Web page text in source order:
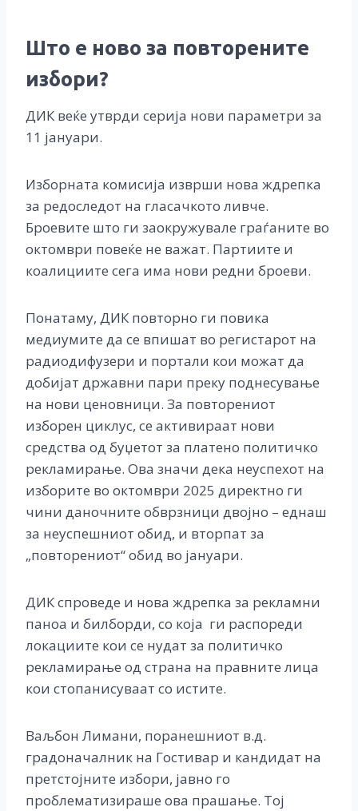
Што е ново за повторените
избори?
ДИК веќе утврди серија нови параметри за
11 јануари.
Изборната комисија изврши нова ждрепка
за редоследот на гласачкото ливче.
Броевите што ги заокружувале граѓаните во
октомври повеќе не важат. Партиите и
коалициите сега има нови редни броеви.
Понатаму, ДИК повторно ги повика
медиумите да се впишат во регистарот на
радиодифузери и портали кои можат да
добијат државни пари преку поднесување
на нови ценовници. За повторениот
изборен циклус, се активираат нови
средства од буџетот за платено политичко
рекламирање. Ова значи дека неуспехот на
изборите во октомври 2025 директно ги
чини даночните обврзници двојно – еднаш
за неуспешниот обид, и вторпат за
„повторениот“ обид во јануари.
ДИК спроведе и нова ждрепка за рекламни
паноа и билборди, со која ги распореди
локациите кои се нудат за политичко
рекламирање од страна на правните лица
кои стопанисуваат со истите.
Ваљбон Лимани, поранешниот в.д.
градоначалник на Гостивар и кандидат на
претстојните избори, јавно го
проблематизираше ова прашање. Тој